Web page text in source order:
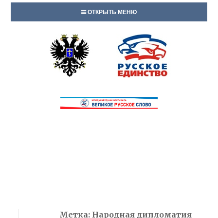
ОТКРЫТЬ МЕНЮ
Метка: Народная дипломатия